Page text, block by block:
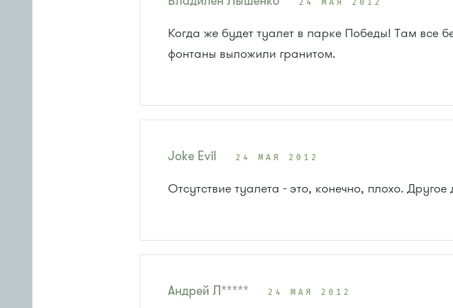
24 МАЯ 2012
Когда же будет туалет в парке Победы! Там все
фонтаны выложили гранитом.
Joke Evil 24 МАЯ 2012
Отсутствие туалета - это, конечно, плохо.
Андрей Л***** 24 МАЯ 2012